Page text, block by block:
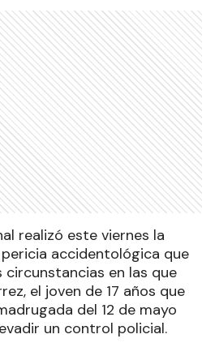
realizó este viernes la
accidentológica que
circunstancias en las que
el joven de 17 años que
del 12 de mayo
un control policial.